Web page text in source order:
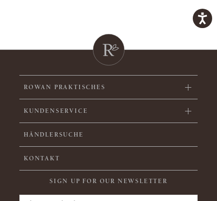
ROWAN PRAKTISCHES
KUNDENSERVICE
HÄNDLERSUCHE
KONTAKT
SIGN UP FOR OUR NEWSLETTER